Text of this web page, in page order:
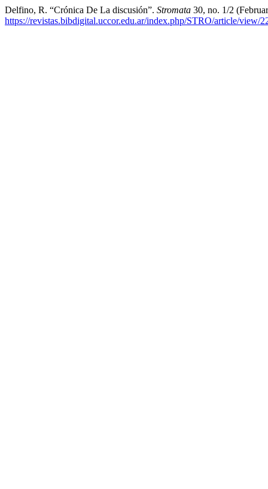
Delfino, R. “Crónica De La discusión”. Stromata 30, no. 1/2
https://revistas.bibdigital.uccor.edu.ar/index.php/STRO/article/view/